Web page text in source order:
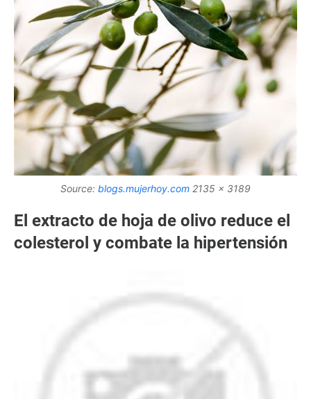
Source: blogs.mujerhoy.com 2135 x 3189
El extracto de hoja de olivo reduce el
colesterol y combate la hipertensión